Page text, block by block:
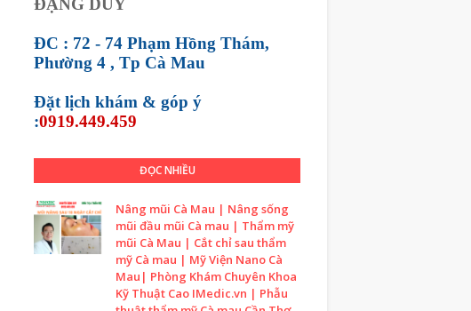
ĐẶNG DUY
ĐC : 72 - 74 Phạm Hồng Thám,
Phường 4 , Tp Cà Mau
Đặt lịch khám & góp ý
:0919.449.459
ĐỌC NHIỀU
Nâng mũi Cà Mau | Nâng sống
mũi đầu mũi Cà mau | Thẩm mỹ
mũi Cà Mau | Cắt chỉ sau thẩm
mỹ Cà mau | Mỹ Viện Nano Cà
Mau| Phòng Khám Chuyên Khoa
Kỹ Thuật Cao IMedic.vn | Phẫu